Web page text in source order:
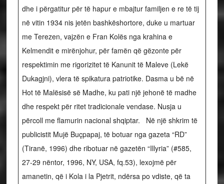
dhe i përgatitur për të hapur e mbajtur familjen e re të tij
në vitin 1934 nis jetën bashkëshortore, duke u martuar
me Terezen, vajzën e Fran Kolës nga krahina e
Kelmendit e mirënjohur, për famën që gëzonte për
respektimin me rigorizitet të Kanunit të Maleve (Lekë
Dukagjni), vlera të spikatura patriotike. Dasma u bë në
Hot të Malësisë së Madhe, ku pati një jehonë të madhe
dhe respekt për ritet tradicionale vendase. Nusja u
përcoll me flamurin nacional shqiptar. Në një shkrim të
publicistit Mujë Buçpapaj, të botuar nga gazeta “RD”
(Tiranë, 1996) dhe ribotuar në gazetën “Illyria” (#585,
27-29 nëntor, 1996, NY, USA, fq.53), lexojmë për
amanetin, që i Kola i la Pjetrit, ndërsa po vdiste, që ta